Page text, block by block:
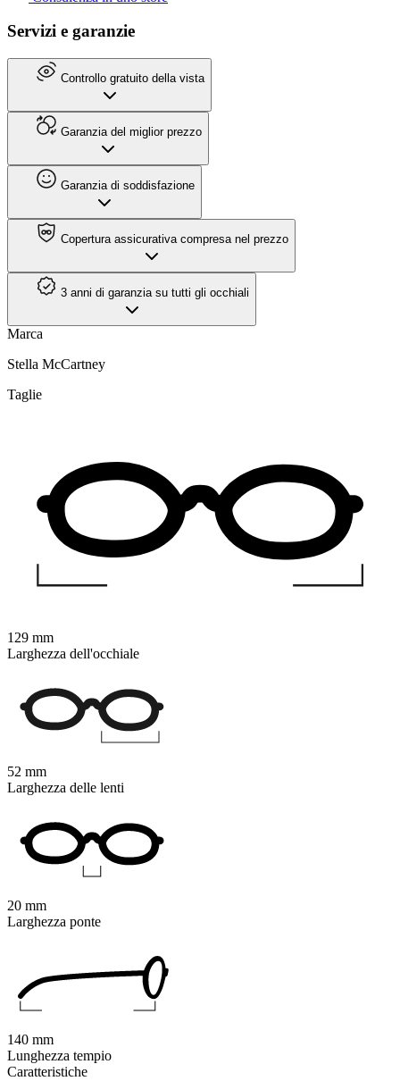
Servizi e garanzie
Controllo gratuito della vista
Garanzia del miglior prezzo
Garanzia di soddisfazione
Copertura assicurativa compresa nel prezzo
3 anni di garanzia su tutti gli occhiali
Marca
Stella McCartney
Caratteristiche
Taglie
129 mm
Larghezza dell'occhiale
52 mm
Larghezza delle lenti
20 mm
Larghezza ponte
140 mm
Lunghezza tempio